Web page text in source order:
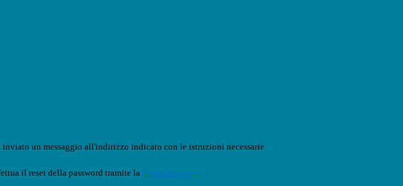
inviato un messaggio all'indirizzo indicato con le istruzioni necessarie.
il reset della password tramite la Login Spaggiari